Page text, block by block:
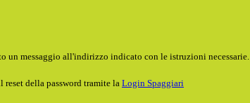
un messaggio all'indirizzo indicato con le istruzioni necessarie.
reset della password tramite la Login Spaggiari